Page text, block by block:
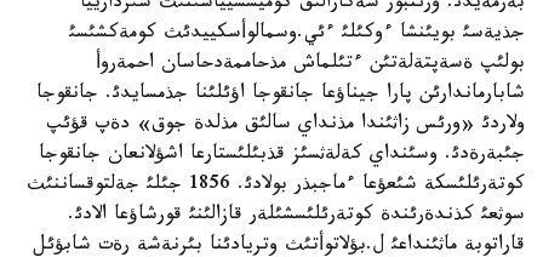
جذيةسئ بويئنشا ءوكئلئ ءئي.وسمالوأسكييدئث كومةكشئسئ
بولئپ ةسةپتةلةتئن ءتئلماش مذحاممةدحاسان احمةروأ
شابارماندارئن پارا جيناؤعا جانقوجا اؤئلئنا جذمسايدئ. جانقوجا
ولاردئ «ورئس زاثئندا مذنداي سالئق مذلدة جوق» دةپ قؤئپ
جئبةرةدئ. وسئنداي كةلةثسئز قذبئلئستارعا اشؤلانعان جانقوجا
كوتةرئلئسكة شئعؤعا ءماجبذر بولادئ. 1856 جئلئ جةلتوقساننئث
سوثعئ كذندةرئندة كوتةرئلئسشئلةر قازالئنئ قورشاؤعا الادئ.
قاراتوبة ماثئنداعئ ل.بؤلاتوأتئث وتريادئنا بئرنةشة رةت شابؤئل